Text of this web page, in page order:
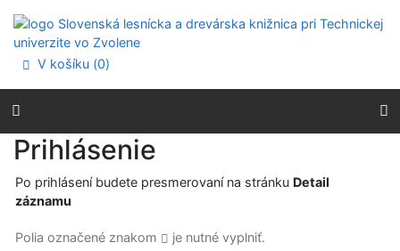
Prejsť na menu
Prehlásenie o webovej prístupnosti
V košíku (0)
Prihlásenie
Po prihlásení budete presmerovaní na stránku Detail
záznamu
Polia označené znakom je nutné vyplniť.